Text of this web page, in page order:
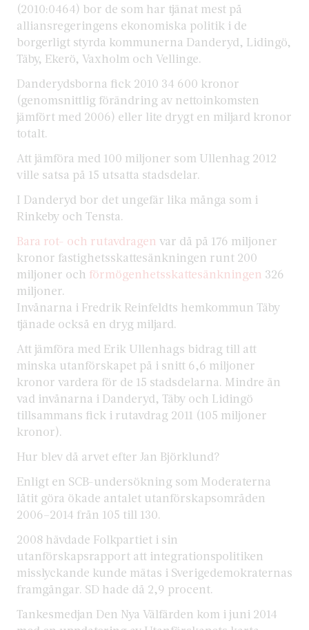
(2010:0464) bor de som har tjänat mest på
alliansregeringens ekonomiska politik i de
borgerligt styrda kommunerna Danderyd, Lidingö,
Täby, Ekerö, Vaxholm och Vellinge.
Danderydsborna fick 2010 34 600 kronor
(genomsnittlig förändring av nettoinkomsten
jämfört med 2006) eller lite drygt en miljard kronor
totalt.
Att jämföra med 100 miljoner som Ullenhag 2012
ville satsa på 15 utsatta stadsdelar.
I Danderyd bor det ungefär lika många som i
Rinkeby och Tensta.
Bara rot- och rutavdragen var då på 176 miljoner
kronor fastighetsskattesänkningen runt 200
miljoner och förmögenhetsskattesänkningen 326
miljoner.
Invånarna i Fredrik Reinfeldts hemkommun Täby
tjänade också en dryg miljard.
Att jämföra med Erik Ullenhags bidrag till att
minska utanförskapet på i snitt 6,6 miljoner
kronor vardera för de 15 stadsdelarna. Mindre än
vad invånarna i Danderyd, Täby och Lidingö
tillsammans fick i rutavdrag 2011 (105 miljoner
kronor).
Hur blev då arvet efter Jan Björklund?
Enligt en SCB-undersökning som Moderaterna
låtit göra ökade antalet utanförskapsområden
2006–2014 från 105 till 130.
2008 hävdade Folkpartiet i sin
utanförskapsrapport att integrationspolitiken
misslyckande kunde mätas i Sverigedemokraternas
framgångar. SD hade då 2,9 procent.
Tankesmedjan Den Nya Välfärden kom i juni 2014